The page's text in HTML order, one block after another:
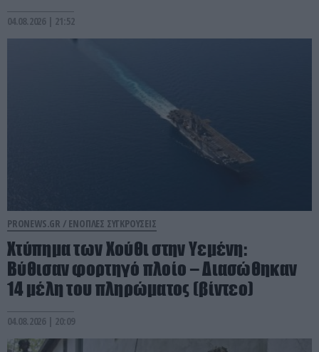
04.08.2026 | 21:52
PRONEWS.GR / ΕΝΟΠΛΕΣ ΣΥΓΚΡΟΥΣΕΙΣ
Χτύπημα των Χούθι στην Υεμένη:
Βύθισαν φορτηγό πλοίο – Διασώθηκαν
14 μέλη του πληρώματος (βίντεο)
04.08.2026 | 20:09